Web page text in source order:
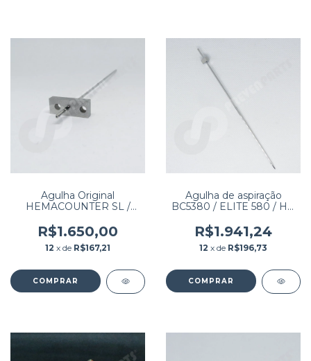
Agulha Original
HEMACOUNTER SL /
HEMARAY 86
R$1.650,00
12 x de R$167,21
Agulha de aspiração
BC5380 / ELITE 580 / HB
AUTOMÁTICO
R$1.941,24
12 x de R$196,73